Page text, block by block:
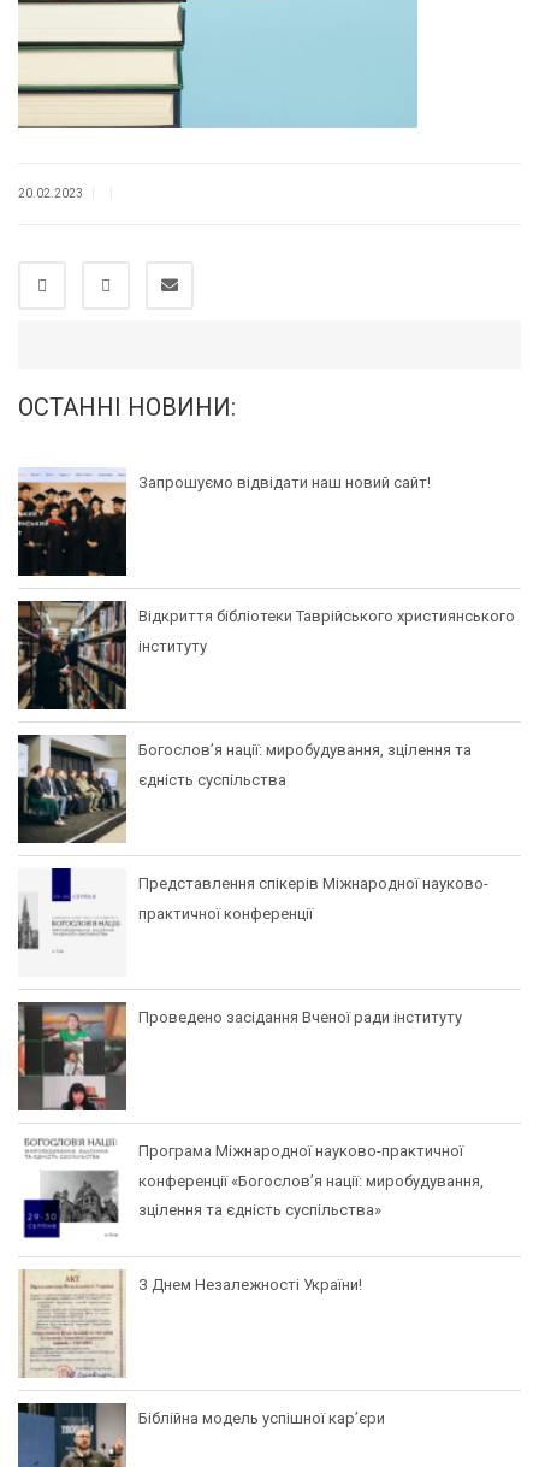
20.02.2023
ОСТАННІ НОВИНИ:
Запрошуємо відвідати наш новий сайт!
Відкриття бібліотеки Таврійського християнського
інституту
Богослов’я нації: миробудування, зцілення та
єдність суспільства
Представлення спікерів Міжнародної науково-
практичної конференції
Проведено засідання Вченої ради інституту
Програма Міжнародної науково-практичної
конференції «Богослов’я нації: миробудування,
зцілення та єдність суспільства»
З Днем Незалежності України!
Біблійна модель успішної кар’єри